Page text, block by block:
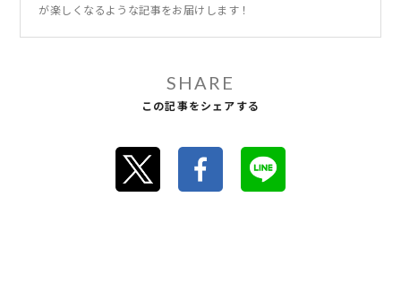
が楽しくなるような記事をお届けします！
SHARE
この記事をシェアする